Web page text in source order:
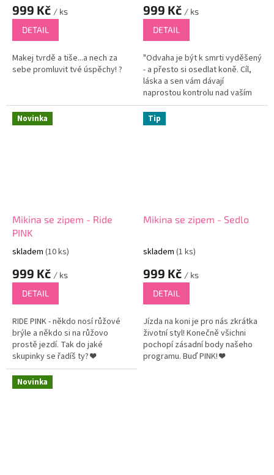
999 Kč / ks
DETAIL
Makej tvrdě a tiše...a nech za
sebe promluvit tvé úspěchy! ?
999 Kč / ks
DETAIL
"Odvaha je být k smrti vyděšený
- a přesto si osedlat koně. Cíl,
láska a sen vám dávají
naprostou kontrolu nad vaším
tělem a životem." John Wayne
Barevné potisky se třpytí. Na...
Novinka
Mikina se zipem - Ride
PINK
skladem (10 ks)
999 Kč / ks
DETAIL
RIDE PINK - někdo nosí růžové
brýle a někdo si na růžovo
prostě jezdí. Tak do jaké
skupinky se řadíš ty? ❤
Tip
Mikina se zipem - Sedlo
skladem (1 ks)
999 Kč / ks
DETAIL
Jízda na koni je pro nás zkrátka
životní styl! Konečně všichni
pochopí zásadní body našeho
programu. Buď PINK! ❤
Novinka